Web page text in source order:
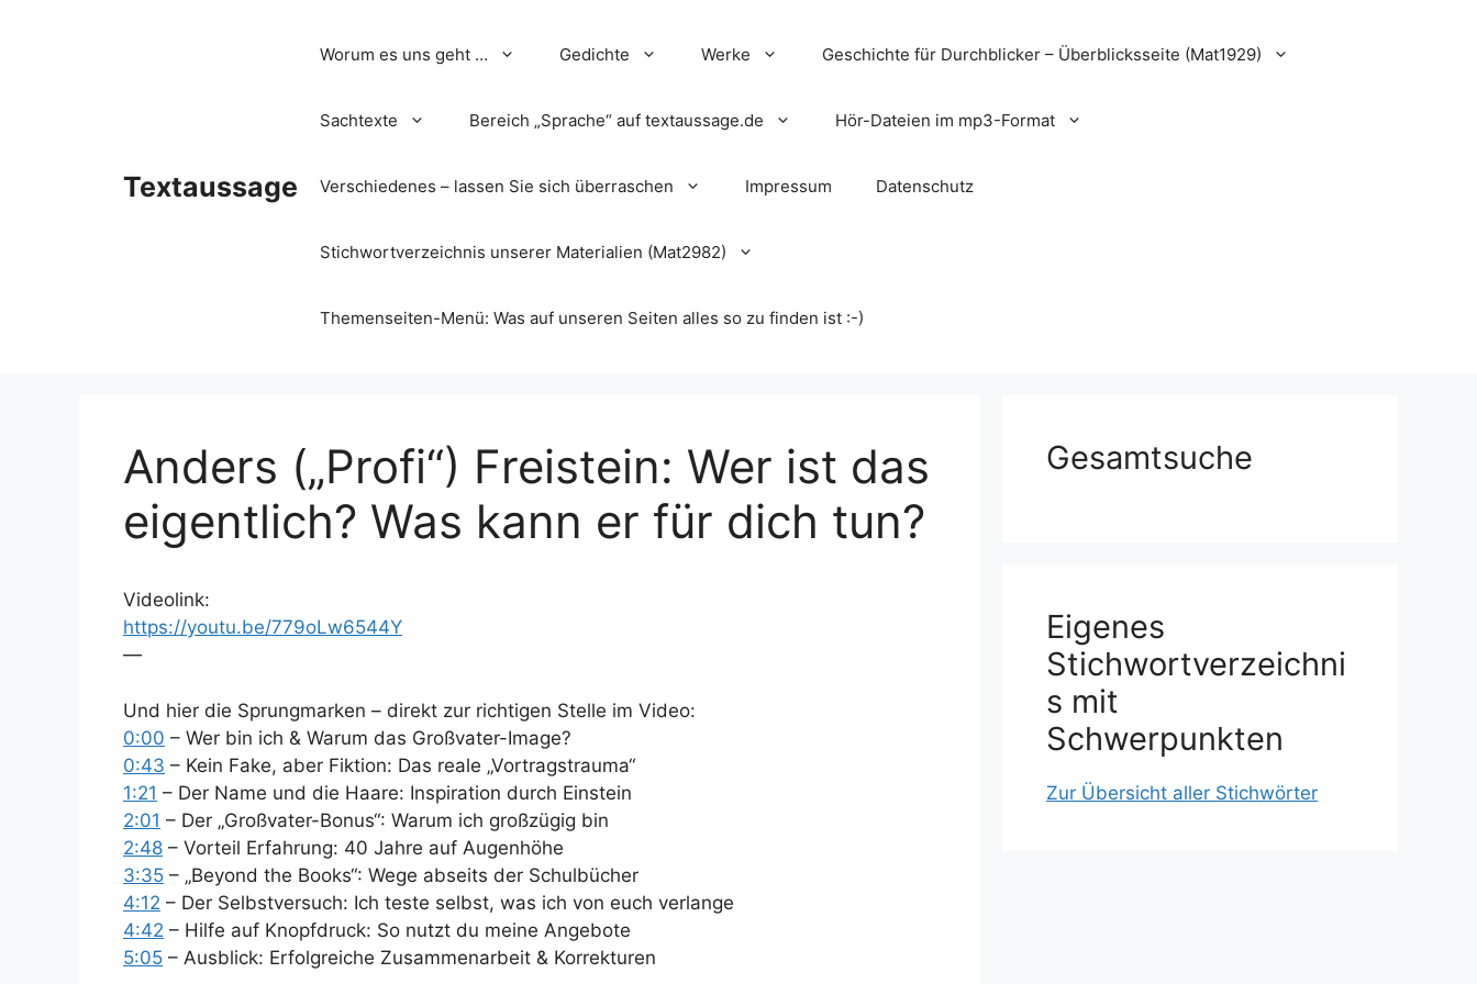
Textaussage
Worum es uns geht … Gedichte Werke Geschichte für Durchblicker – Überblicksseite (Mat1929)
Sachtexte Bereich „Sprache“ auf textaussage.de Hör-Dateien im mp3-Format
Verschiedenes – lassen Sie sich überraschen Impressum Datenschutz
Stichwortverzeichnis unserer Materialien (Mat2982)
Themenseiten-Menü: Was auf unseren Seiten alles so zu finden ist :-)
Anders („Profi“) Freistein: Wer ist das
eigentlich? Was kann er für dich tun?
Videolink:
https://youtu.be/779oLw6544Y
—
Und hier die Sprungmarken – direkt zur richtigen Stelle im Video:
0:00 – Wer bin ich & Warum das Großvater-Image?
0:43 – Kein Fake, aber Fiktion: Das reale „Vortragstrauma“
1:21 – Der Name und die Haare: Inspiration durch Einstein
2:01 – Der „Großvater-Bonus“: Warum ich großzügig bin
2:48 – Vorteil Erfahrung: 40 Jahre auf Augenhöhe
3:35 – „Beyond the Books“: Wege abseits der Schulbücher
4:12 – Der Selbstversuch: Ich teste selbst, was ich von euch verlange
4:42 – Hilfe auf Knopfdruck: So nutzt du meine Angebote
5:05 – Ausblick: Erfolgreiche Zusammenarbeit & Korrekturen
Gesamtsuche
Eigenes
Stichwortverzeichni
s mit
Schwerpunkten
Zur Übersicht aller Stichwörter